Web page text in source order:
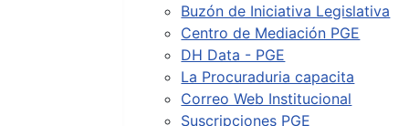
Buzón de Iniciativa Legislativa
Centro de Mediación PGE
DH Data - PGE
La Procuraduria capacita
Correo Web Institucional
Suscripciones PGE